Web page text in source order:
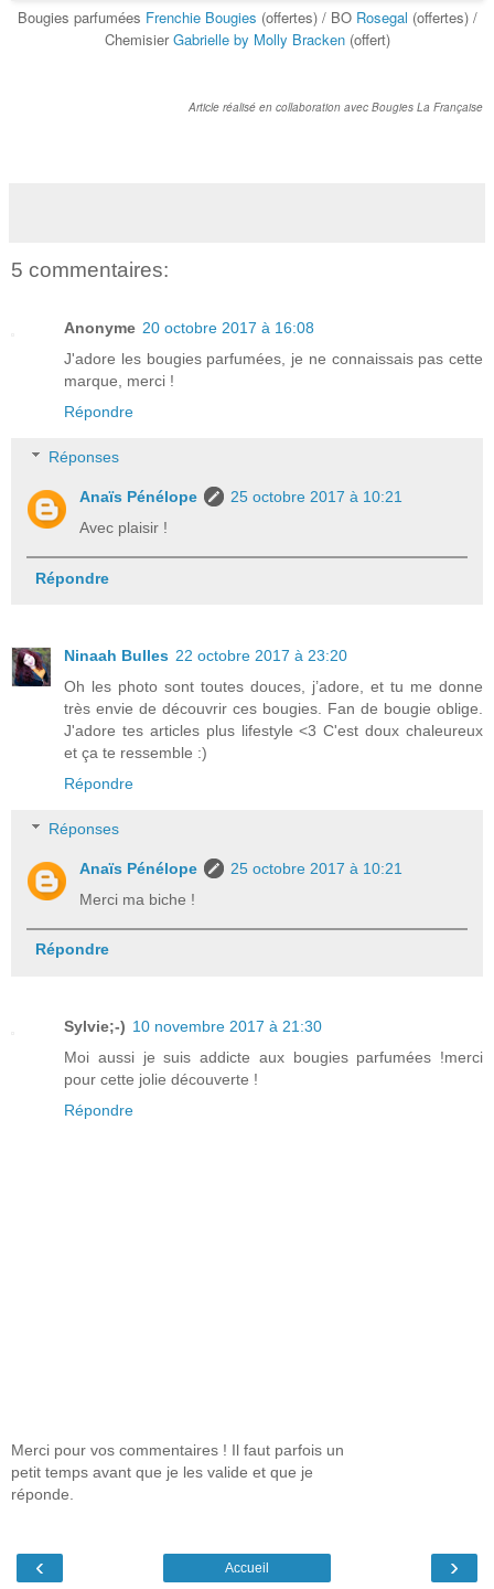
Bougies parfumées Frenchie Bougies (offertes) / BO Rosegal (offertes) /
ChemisierGabrielle by Molly Bracken(offert)
Article réalisé en collaboration avec Bougies La Française
5 commentaires:
Anonyme 20 octobre 2017 à 16:08
J'adore les bougies parfumées, je ne connaissais pas cette
marque, merci !
Répondre
Réponses
Anaïs Pénélope
25 octobre 2017 à 10:21
Avec plaisir !
Répondre
Ninaah Bulles 22 octobre 2017 à 23:20
Oh les photo sont toutes douces, j’adore, et tu me donne
très envie de découvrir ces bougies. Fan de bougie oblige.
J'adore tes articles plus lifestyle <3 C'est doux chaleureux
et ça te ressemble :)
Répondre
Réponses
Anaïs Pénélope
25 octobre 2017 à 10:21
Merci ma biche !
Répondre
Sylvie;-) 10 novembre 2017 à 21:30
Moi aussi je suis addicte aux bougies parfumées !merci
pour cette jolie découverte !
Répondre
Merci pour vos commentaires ! Il faut parfois un
petit temps avant que je les valide et que je
réponde.
‹ ›
Accueil